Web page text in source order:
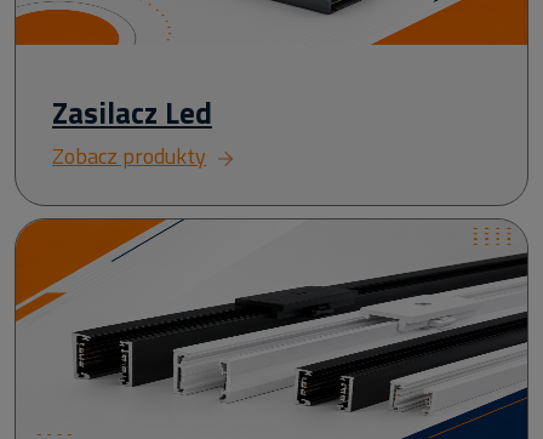
Zasilacz Led
Zobacz produkty